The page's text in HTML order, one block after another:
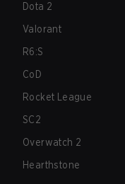
Dota 2
Valorant
R6:S
CoD
Rocket League
SC2
Overwatch 2
Hearthstone